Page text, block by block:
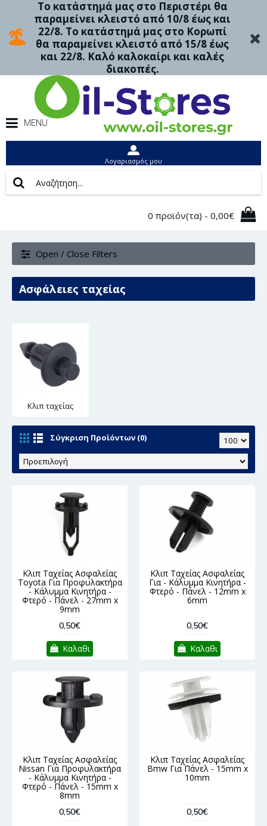
Το κατάστημά μας στο Περιστέρι θα
παραμείνει κλειστό από 10/8 έως και
22/8. Το κατάστημά μας στο Κορωπί
θα παραμείνει κλειστό από 15/8 έως
και 22/8. Καλό καλοκαίρι και καλές
διακοπές.
MENU
Λογαριασμός μου
0 προϊόν(τα) - 0,00€
Open / Close Filters
Ασφάλειες ταχείας
Κλιπ ταχείας
Σύγκριση Προϊόντων (0)
Κλιπ Ταχείας Ασφαλείας
Toyota Για Προφυλακτήρα
- Κάλυμμα Κινητήρα -
Φτερό - Πάνελ - 27mm x
9mm
0,50€
Καλαθι
Κλιπ Ταχείας Ασφαλείας
Για - Κάλυμμα Κινητήρα -
Φτερό - Πάνελ - 12mm x
6mm
0,50€
Καλαθι
Κλιπ Ταχείας Ασφαλείας
Nissan Για Προφυλακτήρα
- Κάλυμμα Κινητήρα -
Φτερό - Πάνελ - 15mm x
8mm
0,50€
Κλιπ Ταχείας Ασφαλείας
Bmw Για Πάνελ - 15mm x
10mm
0,50€